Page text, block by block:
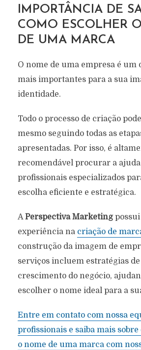
IMPORTÂNCIA DE
COMO ESCOLHER
DE UMA MARCA
O nome de uma empresa é um
mais importantes para a sua
identidade.
Todo o processo de criação
mesmo seguindo todas as
apresentadas. Por isso, é
recomendável procurar a ajuda
profissionais especializados
escolha eficiente e estratégica.
APerspectiva Marketingpossui
experiência na criação de
construção da imagem de
serviços incluem estratégias
crescimento do negócio,
escolher o nome ideal para a
Entre em contato com nossa
profissionais e saiba mais
o nome de uma marca com